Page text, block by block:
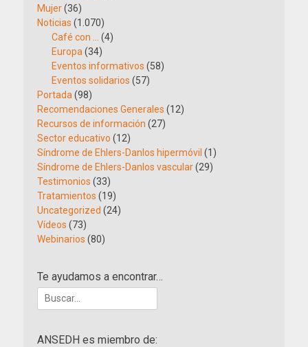
Mujer(36)
Noticias (1.070)
Café con …
(4)
Europa (34)
Eventos informativos (58)
Eventos solidarios (57)
Portada (98)
Recomendaciones Generales (12)
Recursos de información (27)
Sector educativo (12)
Síndrome de Ehlers-Danlos hipermóvil (1)
Síndrome de Ehlers-Danlos vascular(29)
Testimonios (33)
Tratamientos (19)
Uncategorized (24)
Vídeos (73)
Webinarios (80)
Te ayudamos a encontrar…
Buscar:
ANSEDH es miembro de: